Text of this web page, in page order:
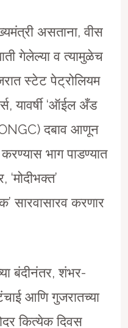
असताना, वीस
गेलेल्या व त्यामुळेच
स्टेट पेट्रोलियम
यावर्षी ‘ऑईल अँड
दबाव आणून
भाग पाडण्यात
‘मोदीभक्त’
सारवासारव करणार
बंदीनंतर, शंभर-
आणि गुजरातच्या
कित्येक दिवस